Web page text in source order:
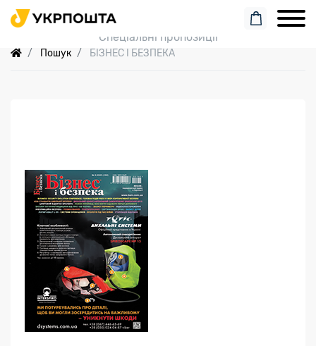
Пошук замовлення
Спеціальні пропозиції
Пошук БІЗНЕС І БЕЗПЕКА